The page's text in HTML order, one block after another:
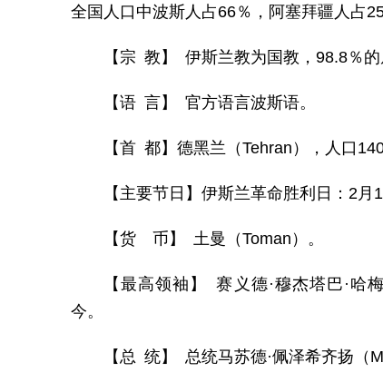
全国人口中波斯人占66％，阿塞拜疆人占
【宗 教】 伊斯兰教为国教，98.8％
【语 言】 官方语言波斯语。
【首 都】德黑兰（Tehran），人口
【主要节日】伊斯兰革命胜利日：2月
【货 币】 土曼（Toman）。
【最高领袖】 赛义德·穆杰塔巴·哈
今。
【总 统】 总统马苏德·佩泽希齐扬（